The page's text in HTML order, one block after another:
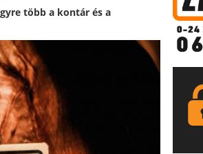
több a kontár és a